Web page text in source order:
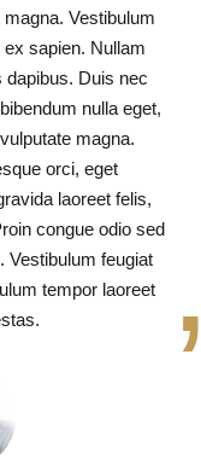
Vestibulum
sapien. Nullam
dapibus. Duis nec
nulla eget,
magna.
orci, eget
laoreet felis,
congue odio sed
Vestibulum feugiat
tempor laoreet